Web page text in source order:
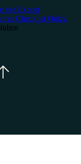
site Export
Checklist Quizz